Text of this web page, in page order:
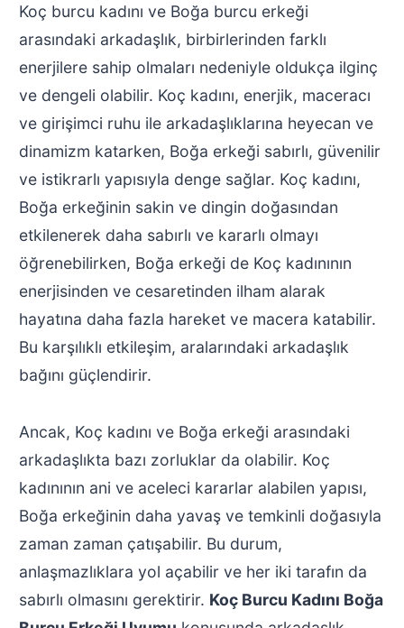
Koç burcu kadını ve Boğa burcu erkeği
arasındaki arkadaşlık, birbirlerinden farklı
enerjilere sahip olmaları nedeniyle oldukça ilginç
ve dengeli olabilir. Koç kadını, enerjik, maceracı
ve girişimci ruhu ile arkadaşlıklarına heyecan ve
dinamizm katarken, Boğa erkeği sabırlı, güvenilir
ve istikrarlı yapısıyla denge sağlar. Koç kadını,
Boğa erkeğinin sakin ve dingin doğasından
etkilenerek daha sabırlı ve kararlı olmayı
öğrenebilirken, Boğa erkeği de Koç kadınının
enerjisinden ve cesaretinden ilham alarak
hayatına daha fazla hareket ve macera katabilir.
Bu karşılıklı etkileşim, aralarındaki arkadaşlık
bağını güçlendirir.
Ancak, Koç kadını ve Boğa erkeği arasındaki
arkadaşlıkta bazı zorluklar da olabilir. Koç
kadınının ani ve aceleci kararlar alabilen yapısı,
Boğa erkeğinin daha yavaş ve temkinli doğasıyla
zaman zaman çatışabilir. Bu durum,
anlaşmazlıklara yol açabilir ve her iki tarafın da
sabırlı olmasını gerektirir. Koç Burcu Kadını Boğa